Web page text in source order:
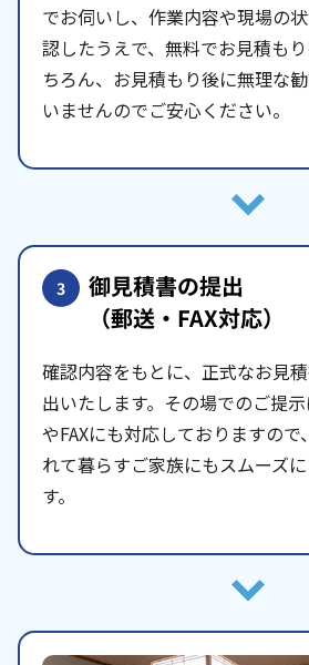
でお伺いし、作業内容や現場の
認したうえで、無料でお見積も
ちろん、お見積もり後に無理な
いませんのでご安心ください。
3 御見積書の提出
（郵送・FAX対応）
確認内容をもとに、正式なお見
出いたします。その場でのご提
やFAXにも対応しておりますの
れて暮らすご家族にもスムーズ
す。